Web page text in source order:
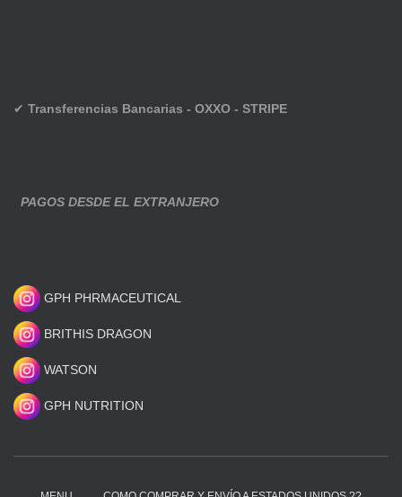
✔ Transferencias Bancarias - OXXO - STRIPE
PAGOS DESDE EL EXTRANJERO
GPH PHRMACEUTICAL
BRITHIS DRAGON
WATSON
GPH NUTRITION